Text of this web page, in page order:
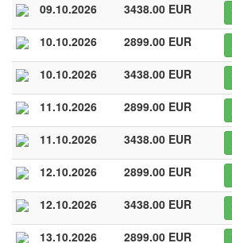
09.10.2026 3438.00 EUR
10.10.2026 2899.00 EUR
10.10.2026 3438.00 EUR
11.10.2026 2899.00 EUR
11.10.2026 3438.00 EUR
12.10.2026 2899.00 EUR
12.10.2026 3438.00 EUR
13.10.2026 2899.00 EUR